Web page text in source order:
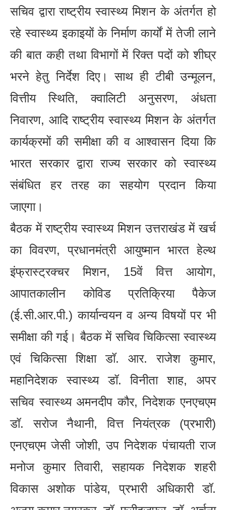
सचिव द्वारा राष्ट्रीय स्वास्थ्य मिशन के अंतर्गत हो
रहे स्वास्थ्य इकाइयों के निर्माण कार्यों में तेजी लाने
की बात कही तथा विभागों में रिक्त पदों को शीघ्र
भरने हेतु निर्देश दिए। साथ ही टीबी उन्मूलन,
वित्तीय स्थिति, क्वालिटी अनुसरण, अंधता
निवारण, आदि राष्ट्रीय स्वास्थ्य मिशन के अंतर्गत
कार्यक्रमों की समीक्षा की व आश्वासन दिया कि
भारत सरकार द्वारा राज्य सरकार को स्वास्थ्य
संबंधित हर तरह का सहयोग प्रदान किया
जाएगा।
बैठक में राष्ट्रीय स्वास्थ्य मिशन उत्तराखंड में खर्च
का विवरण, प्रधानमंत्री आयुष्मान भारत हेल्थ
इंफ्रास्ट्रक्चर मिशन, 15वें वित्त आयोग,
आपातकालीन कोविड प्रतिक्रिया पैकेज
(ई.सी.आर.पी.) कार्यान्वयन व अन्य विषयों पर भी
समीक्षा की गई। बैठक में सचिव चिकित्सा स्वास्थ्य
एवं चिकित्सा शिक्षा डॉ. आर. राजेश कुमार,
महानिदेशक स्वास्थ्य डॉ. विनीता शाह, अपर
सचिव स्वास्थ्य अमनदीप कौर, निदेशक एनएचएम
डॉ. सरोज नैथानी, वित्त नियंत्रक (प्रभारी)
एनएचएम जेसी जोशी, उप निदेशक पंचायती राज
मनोज कुमार तिवारी, सहायक निदेशक शहरी
विकास अशोक पांडेय, प्रभारी अधिकारी डॉ.